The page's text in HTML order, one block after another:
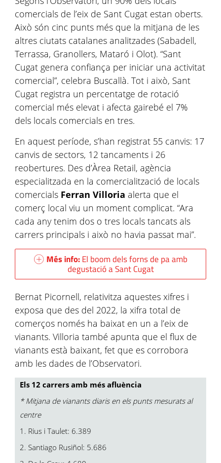
comercials de l’eix de Sant Cugat estan oberts.
Això són cinc punts més que la mitjana de les
altres ciutats catalanes analitzades (Sabadell,
Terrassa, Granollers, Mataró i Olot). “Sant
Cugat genera confiança per iniciar una activitat
comercial”, celebra Buscallà. Tot i això, Sant
Cugat registra un percentatge de rotació
comercial més elevat i afecta gairebé el 7%
dels locals comercials en tres.
En aquest període, s’han registrat 55 canvis: 17
canvis de sectors, 12 tancaments i 26
reobertures. Des d’Àrea Retail, agència
especialitzada en la comercialització de locals
comercials Ferran Villoria alerta que el
comerç local viu un moment complicat. “Ara
cada any tenim dos o tres locals tancats als
carrers principals i això no havia passat mai”.
Més info:El boom dels forns de pa amb
degustació a Sant Cugat
Bernat Picornell, relativitza aquestes xifres i
exposa que des del 2022, la xifra total de
comerços només ha baixat en un a l’eix de
vianants. Villoria també apunta que el flux de
vianants està baixant, fet que es corrobora
amb les dades de l’Observatori.
Els 12 carrers amb més afluència
* Mitjana de vianants diaris en els punts mesurats al
centre
1. Rius i Taulet: 6.389
2. Santiago Rusiñol: 5.686